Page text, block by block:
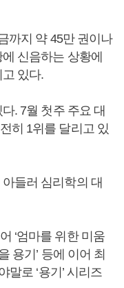
까지 약 45만 권이나
신음하는 상황에
있다.
. 7월 첫주 주요 대
히 1위를 달리고 있
들러 심리학의 대
‘엄마를 위한 미움
용기’ 등에 이어 최
말로 ‘용기’ 시리즈